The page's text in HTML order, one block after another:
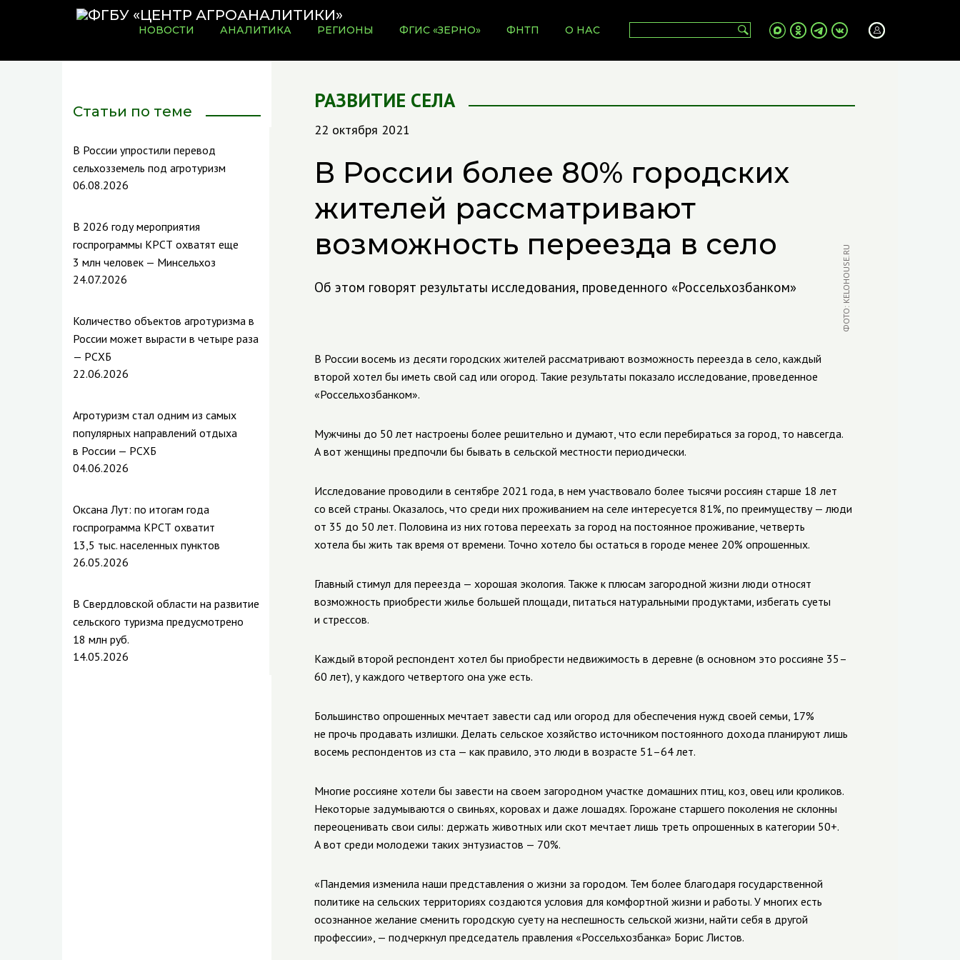
НОВОСТИ АНАЛИТИКА РЕГИОНЫ ФГИС «ЗЕРНО» ФНТП О НАС
Статьи по теме
В России упростили перевод
сельхозземель под агротуризм
06.08.2026
В 2026 году мероприятия
госпрограммы КРСТ охватят еще
3 млн человек — Минсельхоз
24.07.2026
Количество объектов агротуризма в
России может вырасти в четыре раза
— РСХБ
22.06.2026
Агротуризм стал одним из самых
популярных направлений отдыха
в России — РСХБ
04.06.2026
Оксана Лут: по итогам года
госпрограмма КРСТ охватит
13,5 тыс. населенных пунктов
26.05.2026
В Свердловской области на развитие
сельского туризма предусмотрено
18 млн руб.
14.05.2026
РАЗВИТИЕ СЕЛА
22 октября 2021
В России более 80% городских
жителей рассматривают
возможность переезда в село
Об этом говорят результаты исследования, проведенного «Россельхозбанком» ФОТО: KELOHOUSE.RU
В России восемь из десяти городских жителей рассматривают возможность переезда в село, каждый
второй хотел бы иметь свой сад или огород. Такие результаты показало исследование, проведенное
«Россельхозбанком».
Мужчины до 50 лет настроены более решительно и думают, что если перебираться за город, то навсегда.
А вот женщины предпочли бы бывать в сельской местности периодически.
Исследование проводили в сентябре 2021 года, в нем участвовало более тысячи россиян старше 18 лет
со всей страны. Оказалось, что среди них проживанием на селе интересуется 81%, по преимуществу — люди
от 35 до 50 лет. Половина из них готова переехать за город на постоянное проживание, четверть
хотела бы жить так время от времени. Точно хотело бы остаться в городе менее 20% опрошенных.
Главный стимул для переезда — хорошая экология. Также к плюсам загородной жизни люди относят
возможность приобрести жилье большей площади, питаться натуральными продуктами, избегать суеты
и стрессов.
Каждый второй респондент хотел бы приобрести недвижимость в деревне (в основном это россияне 35–
60 лет), у каждого четвертого она уже есть.
Большинство опрошенных мечтает завести сад или огород для обеспечения нужд своей семьи, 17%
не прочь продавать излишки. Делать сельское хозяйство источником постоянного дохода планируют лишь
восемь респондентов из ста — как правило, это люди в возрасте 51–64 лет.
Многие россияне хотели бы завести на своем загородном участке домашних птиц, коз, овец или кроликов.
Некоторые задумываются о свиньях, коровах и даже лошадях. Горожане старшего поколения не склонны
переоценивать свои силы: держать животных или скот мечтает лишь треть опрошенных в категории 50+.
А вот среди молодежи таких энтузиастов — 70%.
«Пандемия изменила наши представления о жизни за городом. Тем более благодаря государственной
политике на сельских территориях создаются условия для комфортной жизни и работы. У многих есть
осознанное желание сменить городскую суету на неспешность сельской жизни, найти себя в другой
профессии», — подчеркнул председатель правления «Россельхозбанка» Борис Листов.